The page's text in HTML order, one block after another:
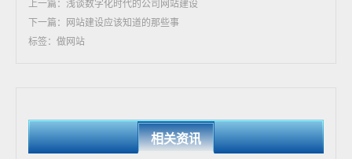
上一篇：浅谈数字化时代的公司网站建设
下一篇：网站建设应该知道的那些事
标签：做网站
相关资讯